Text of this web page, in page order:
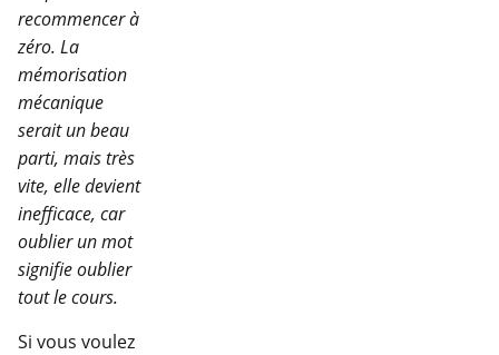
recommencer à
zéro. La
mémorisation
mécanique
serait un beau
parti, mais très
vite, elle devient
inefficace, car
oublier un mot
signifie oublier
tout le cours.
Si vous voulez